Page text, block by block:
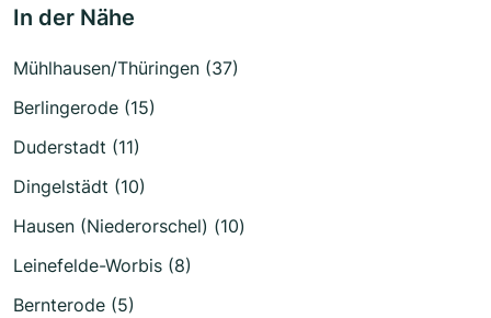
In der Nähe
Mühlhausen/Thüringen (37)
Berlingerode (15)
Duderstadt (11)
Dingelstädt (10)
Hausen (Niederorschel) (10)
Leinefelde-Worbis (8)
Bernterode (5)